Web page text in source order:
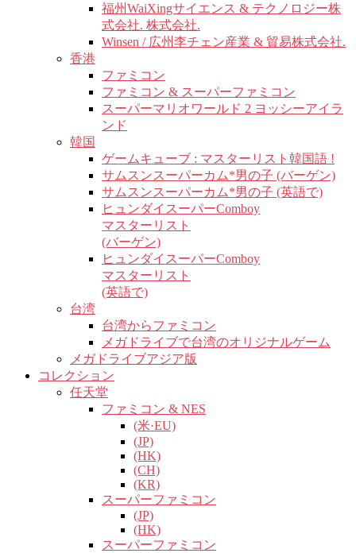
福州WaiXingサイエンス & テクノロジー株
式会社. 株式会社.
Winsen / 広州李チェン産業 & 貿易株式会社.
香港
ファミコン
ファミコン & スーパーファミコン
スーパーマリオワールド 2 ヨッシーアイラ
ンド
韓国
ゲームキューブ : マスターリスト韓国語 !
サムスンスーパーカム*男の子 (バーゲン)
サムスンスーパーカム*男の子 (英語で)
ヒュンダイスーパーComboy
マスターリスト
(バーゲン)
ヒュンダイスーパーComboy
マスターリスト
(英語で)
台湾
台湾からファミコン
メガドライブで台湾のオリジナルゲーム
メガドライブアジア版
コレクション
任天堂
ファミコン & NES
(米·EU)
(JP)
(HK)
(CH)
(KR)
スーパーファミコン
(JP)
(HK)
スーパーファミコン